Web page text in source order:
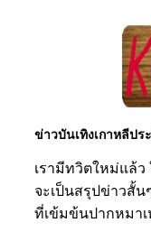
ข่าวบันเทิงเกาหลีปร
เรามีทวิตใหม่แล้
จะเป็นสรุปข่าวสั้น
ที่เข้มข้นปากหมา